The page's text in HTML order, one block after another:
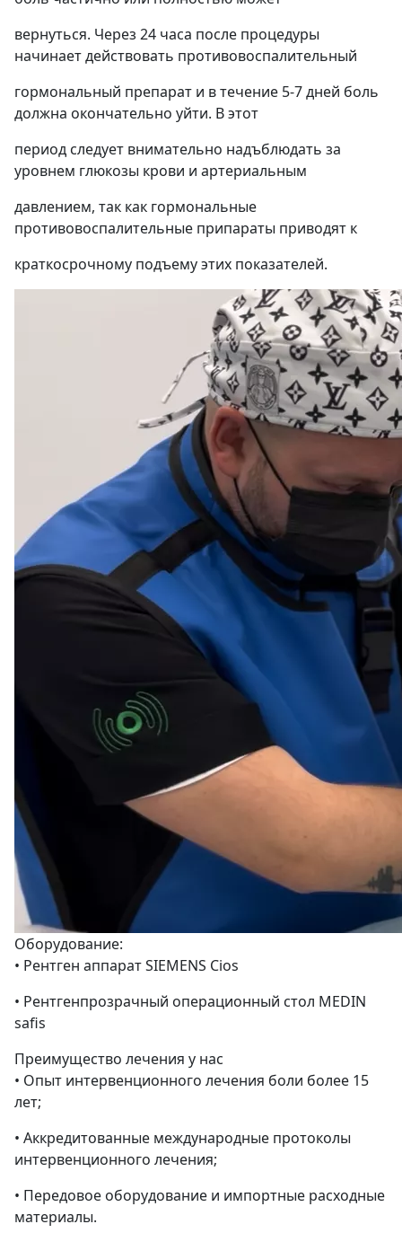
вернуться. Через 24 часа после процедуры
начинает действовать противовоспалительный
гормональный препарат и в течение 5-7 дней боль
должна окончательно уйти. В этот
период следует внимательно надъблюдать за
уровнем глюкозы крови и артериальным
давлением, так как гормональные
противовоспалительные припараты приводят к
краткосрочному подъему этих показателей.
Оборудование:
• Рентген аппарат SIEMENS Cios
• Рентгенпрозрачный операционный стол MEDIN
safis
Преимущество лечения у нас
• Опыт интервенционного лечения боли более 15
лет;
• Аккредитованные международные протоколы
интервенционного лечения;
• Передовое оборудование и импортные расходные
материалы.